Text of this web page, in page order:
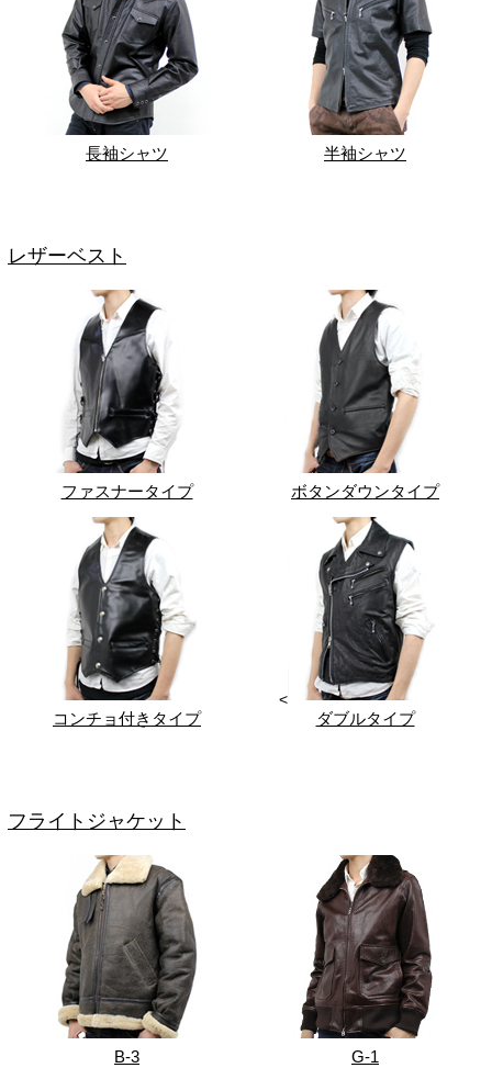
長袖シャツ 半袖シャツ
レザーベスト
ファスナータイプ ボタンダウンタイプ
コンチョ付きタイプ
<
ダブルタイプ
フライトジャケット
B-3 G-1